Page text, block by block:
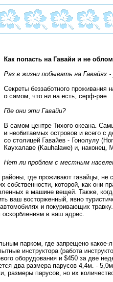
Как попасть на Гавайи и не
Раз в жизни побывать на Гавайях
Секреты беззаботного
о самом, что ни на есть, серф-рае.
Где они эти Гавайи?
В самом центре Тихого океана.
и необитаемых островов и всего с
со столицей Гавайев - Гонолулу
Каухалаве (Kauhalawe) и, наконец,
Нет ли проблем с местным
где проживают гавайцы, не
собственности, которой, как они
в машине вещей. Также,
ваш восторженный, явно
и покуривающих
в ваш адрес.
парком, где запрещено
инструктора (работа
оборудования и $450 за две
два размера парусов 4,4м. -
размеры парусов, но их